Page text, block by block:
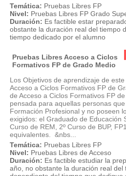
Temática: Pruebas Libres FP
Nivel: Pruebas Libres FP Grado
Duración: Es factible estar
obstante la duración real del tiempo
tiempo dedicado por el alumno
Pruebas Libres Acceso a Ciclos
Formativos FP de Grado Medio
Los Objetivos de aprendizaje de
Acceso a Ciclos Formativos FP de
de Acceso a Ciclos Formativos FP
pensada para aquellas personas
Formación Profesional y no poseen
exigidos: el Graduado de Educación
Curso de REM, 2º Curso de BUP,
equivalentes. &nbs...
Temática: Pruebas Libres FP
Nivel: Pruebas Libres de Acceso
Duración: Es factible estudiar la
año, no obstante la duración real